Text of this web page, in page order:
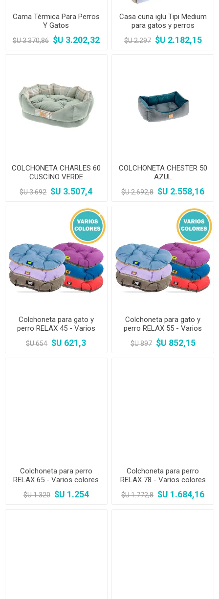
Cama Térmica Para Perros
Y Gatos
$U 3.370,86 $U 3.202,32
Casa cuna iglu Tipi Medium
para gatos y perros
pequeños
$U 2.297 $U 2.182,15
COLCHONETA CHARLES 60
CUSCINO VERDE
$U 3.692 $U 3.507,4
COLCHONETA CHESTER 50
AZUL
$U 2.692,8 $U 2.558,16
Colchoneta para gato y
perro RELAX 45 - Varios
colores
$U 654 $U 621,3
Colchoneta para gato y
perro RELAX 55 - Varios
colores
$U 897 $U 852,15
Colchoneta para perro
RELAX 65 - Varios colores
$U 1.320 $U 1.254
Colchoneta para perro
RELAX 78 - Varios colores
$U 1.772,8 $U 1.684,16